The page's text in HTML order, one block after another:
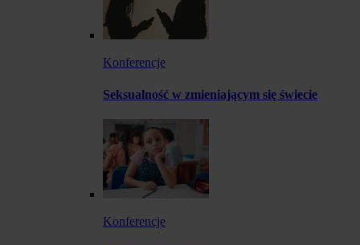
Konferencje
Seksualność w zmieniającym się świecie
Konferencje